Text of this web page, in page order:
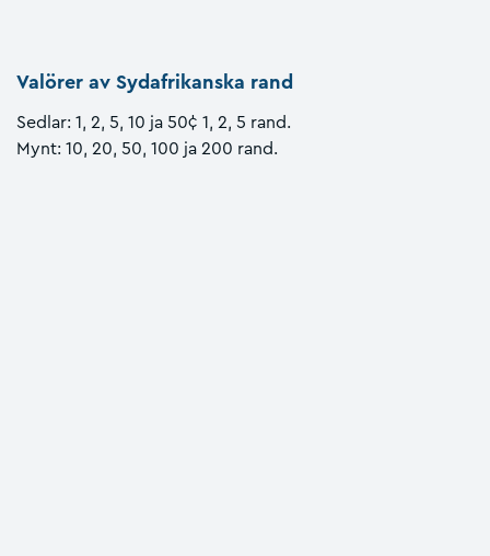
Valörer av Sydafrikanska rand
Sedlar: 1, 2, 5, 10 ja 50¢ 1, 2, 5 rand.
Mynt: 10, 20, 50, 100 ja 200 rand.